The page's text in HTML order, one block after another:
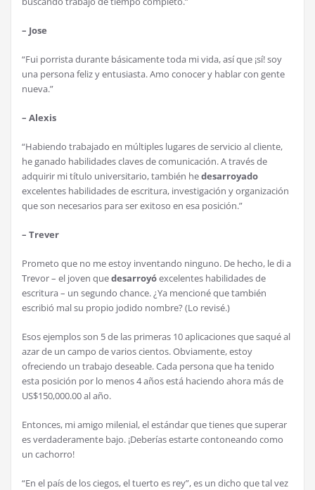
– Jose
“Fui porrista durante básicamente toda mi vida, así que ¡sí! soy
una persona feliz y entusiasta. Amo conocer y hablar con gente
nueva.”
– Alexis
“Habiendo trabajado en múltiples lugares de servicio al cliente,
he ganado habilidades claves de comunicación. A través de
adquirir mi título universitario, también hedesarroyado
excelentes habilidades de escritura, investigación y organización
que son necesarios para ser exitoso en esa posición.”
– Trever
Prometo que no me estoy inventando ninguno. De hecho, le di a
Trevor – el joven quedesarroyóexcelentes habilidades de
escritura – un segundo chance. ¿Ya mencioné que también
escribió mal su propio jodido nombre? (Lo revisé.)
Esos ejemplos son 5 de las primeras 10 aplicaciones que saqué al
azar de un campo de varios cientos. Obviamente, estoy
ofreciendo un trabajo deseable. Cada persona que ha tenido
esta posición por lo menos 4 años está haciendo ahora más de
US$150,000.00 al año.
Entonces, mi amigo milenial, el estándar que tienes que superar
es verdaderamente bajo. ¡Deberías estarte contoneando como
un cachorro!
“En el país de los ciegos, el tuerto es rey”, es un dicho que tal vez